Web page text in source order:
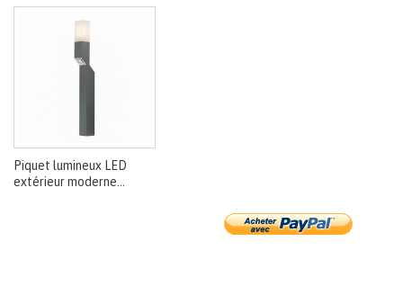
Piquet lumineux LED
extérieur moderne...